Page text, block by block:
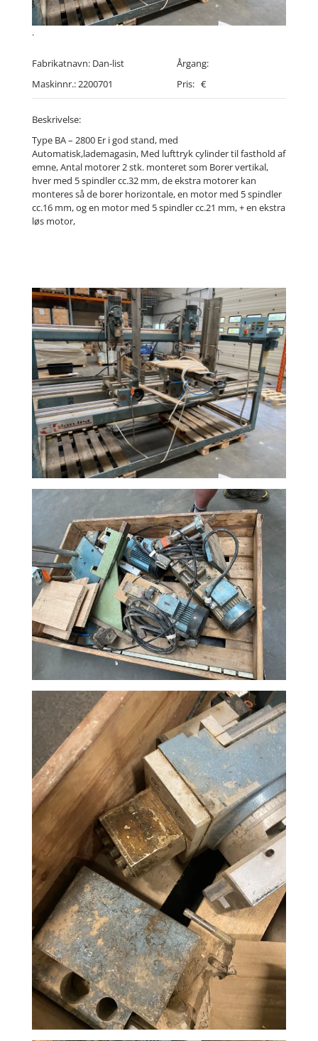
.
Fabrikatnavn: Dan-list
Årgang:
Maskinnr.:2200701 Pris: €
Beskrivelse:
Type BA – 2800 Er i god stand, med
Automatisk,lademagasin, Med lufttryk cylinder til fasthold af
emne, Antal motorer 2 stk. monteret som Borer vertikal,
hver med 5 spindler cc.32 mm, de ekstra motorer kan
monteres så de borer horizontale, en motor med 5 spindler
cc.16 mm, og en motor med 5 spindler cc.21 mm, + en ekstra
løs motor,